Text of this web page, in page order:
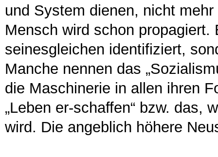
und System dienen, nicht mehr
Mensch wird schon
seinesgleichen identifiziert,
Manche nennen das
die Maschinerie in allen ihren
„Leben er-schaffen“ bzw. das,
wird. Die angeblich höhere